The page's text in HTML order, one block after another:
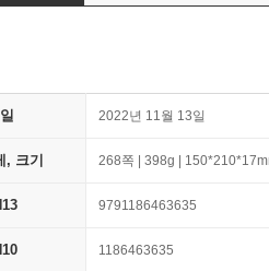
2022년 11월 13일
, 크기 268쪽 | 398g |
9791186463635
1186463635